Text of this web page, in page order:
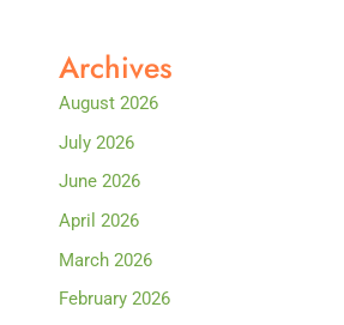
Archives
August 2026
July 2026
June 2026
April 2026
March 2026
February 2026